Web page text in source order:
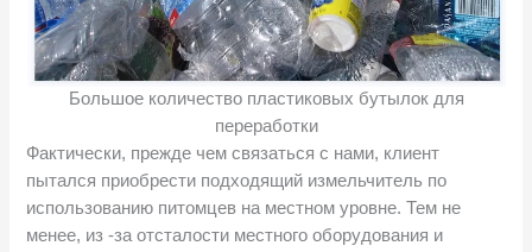
Большое количество пластиковых бутылок для
переработки
Фактически, прежде чем связаться с нами, клиент
пытался приобрести подходящий измельчитель по
использованию питомцев на местном уровне. Тем не
менее, из -за отсталости местного оборудования и